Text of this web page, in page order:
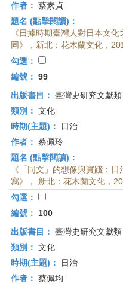
作者： 蔡素貞
題名 (點擊閱讀)：
《日據時期臺灣人對日本文
同》，新北：花木蘭文化，
勾選：
編號： 99
出版書目： 臺灣史研究文獻
類別： 文化
時期(主題)：
日治
作者： 蔡佩玲
題名 (點擊閱讀)：
《「同文」的想像與實踐：
寫》， 新北：花木蘭文化，
勾選：
編號：
100
出版書目： 臺灣史研究文獻
類別： 文化
時期(主題)：
日治
作者： 蔡佩均